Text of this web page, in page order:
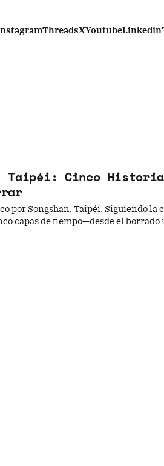
ThreadsXYoutubeLinkedin
Taipéi: Cinco
por Songshan, Taipéi. Siguiendo la
capas de tiempo—desde el
cambios urbanos.